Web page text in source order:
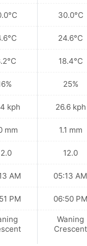
kph
mm
AM
PM
30.0°C
24.6°C
18.4°C
25%
26.6 kph
1.1 mm
12.0
05:13 AM
06:50 PM
Waning
Crescent